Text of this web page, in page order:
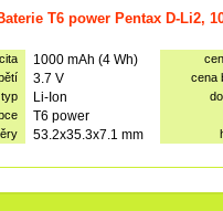
T6 power Pentax D-Li2,
1000 mAh (4 Wh)
3.7 V
cena
typ
Li-Ion
T6 power
53.2x35.3x7.1 mm